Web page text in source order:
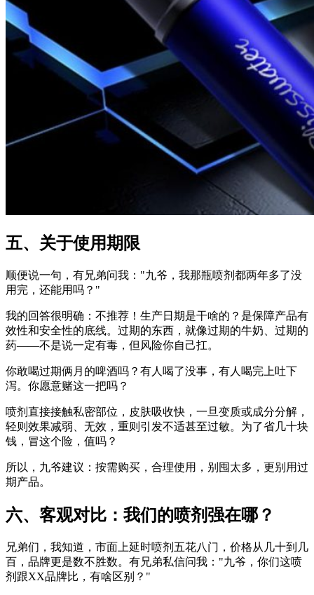
五、关于使用期限
顺便说一句，有兄弟问我："九爷，我那瓶喷剂都两年多了没
用完，还能用吗？"
我的回答很明确：不推荐！生产日期是干啥的？是保障产品有
效性和安全性的底线。过期的东西，就像过期的牛奶、过期的
药——不是说一定有毒，但风险你自己扛。
你敢喝过期俩月的啤酒吗？有人喝了没事，有人喝完上吐下
泻。你愿意赌这一把吗？
喷剂直接接触私密部位，皮肤吸收快，一旦变质或成分分解，
轻则效果减弱、无效，重则引发不适甚至过敏。为了省几十块
钱，冒这个险，值吗？
所以，九爷建议：按需购买，合理使用，别囤太多，更别用过
期产品。
六、客观对比：我们的喷剂强在哪？
兄弟们，我知道，市面上延时喷剂五花八门，价格从几十到几
百，品牌更是数不胜数。有兄弟私信问我："九爷，你们这喷
剂跟XX品牌比，有啥区别？"